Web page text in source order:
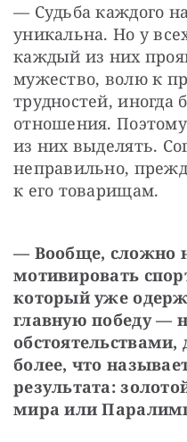
— Судьба каждого
уникальна. Но у
каждый из них
мужество, волю к
трудностей, иногда
отношения.
из них выделять.
неправильно,
к его товарищам.
— Вообще, сложно
мотивировать
который уже
главную победу —
более, что
результата:
мира или